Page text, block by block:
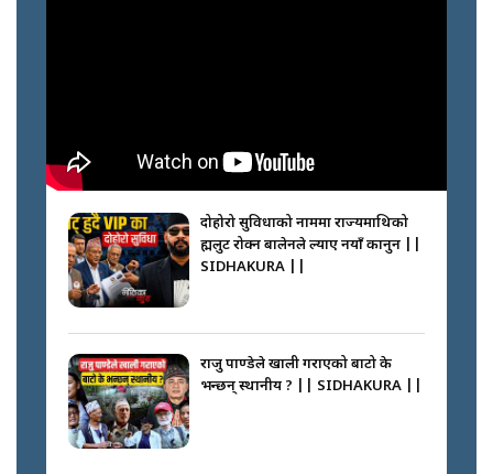
कप्तानगञ्जपछि मधेसमा के हुँदैछ ?
आगो निभाउने कि तेल थप्ने ? WHATS
HAPPENING IN MADHESH ? ||
भयो ? के के भयो ? || SUNSARI
CASE || SIDHAKURA || THE
REPORTER ||
दोहोरो सुविधाको नाममा राज्यमाथिको
ब्रह्मलुट रोक्न बालेनले ल्याए नयाँ कानुन ||
SIDHAKURA ||
राजु पाण्डेले खाली गराएको बाटो के
भन्छन् स्थानीय ? || SIDHAKURA ||